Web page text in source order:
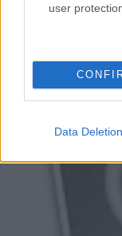
user
Data Deletion
Il campeggio
Via Promontorio, 73